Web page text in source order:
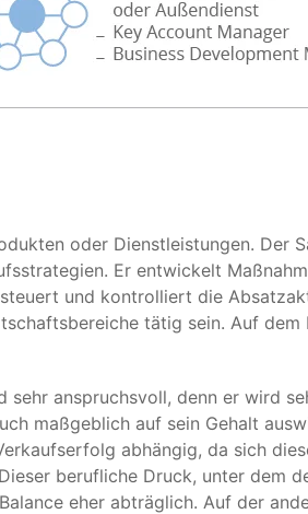
oder Dienstleistungen. Der
Er entwickelt
und kontrolliert die
tätig sein. Auf
sehr anspruchsvoll, denn er wird
maßgeblich auf sein Gehalt
abhängig, da sich
berufliche Druck, unter dem
eher abträglich. Auf der